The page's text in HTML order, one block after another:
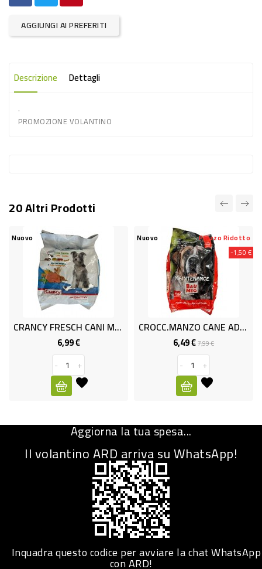
INSETTICIDI
CARTA
-
TESSUTI
DETERGENTI
SUPERFICI
ACCESSORI
CASA
CURA
IGIENICO
SANITARI
PERSONA
PUERICULTURA
PET
AGGIUNGI AI PREFERITI
Descrizione Dettagli
.
PROMOZIONE VOLANTINO
20 Altri Prodotti
Nuovo
CRANCY FRESCH CANI MED/MAX KG3
6,99 €Prezzo
-
+
Nuovo
-1,50 €
Prezzo Ridotto
CROCC.MANZO CANE ADULTO 4KG.
6,49 €Prezzo
base
7,99 €Prezzo
-
+
Aggiorna la tua spesa...
Il volantino ARD arriva su WhatsApp!
Inquadra questo codice per avviare la chat WhatsApp
con ARD!